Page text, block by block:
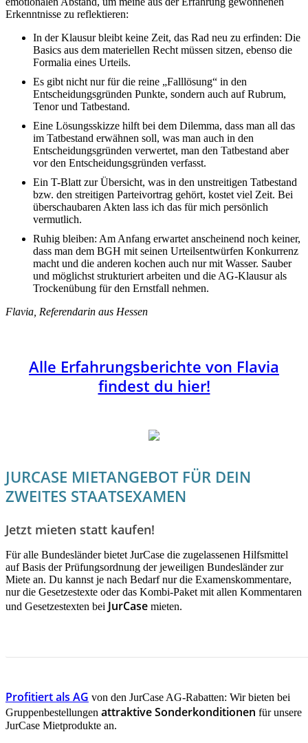
Erkenntnisse zu reflektieren:
In der Klausur bleibt keine Zeit, das Rad neu zu erfinden: Die
Basics aus dem materiellen Recht müssen sitzen, ebenso die
Formalia eines Urteils.
Es gibt nicht nur für die reine „Falllösung“ in den
Entscheidungsgründen Punkte, sondern auch auf Rubrum,
Tenor und Tatbestand.
Eine Lösungsskizze hilft bei dem Dilemma, dass man all das
im Tatbestand erwähnen soll, was man auch in den
Entscheidungsgründen verwertet, man den Tatbestand aber
vor den Entscheidungsgründen verfasst.
Ein T-Blatt zur Übersicht, was in den unstreitigen Tatbestand
bzw. den streitigen Parteivortrag gehört, kostet viel Zeit. Bei
überschaubaren Akten lass ich das für mich persönlich
vermutlich.
Ruhig bleiben: Am Anfang erwartet anscheinend noch keiner,
dass man dem BGH mit seinen Urteilsentwürfen Konkurrenz
macht und die anderen kochen auch nur mit Wasser. Sauber
und möglichst strukturiert arbeiten und die AG-Klausur als
Trockenübung für den Ernstfall nehmen.
Flavia, Referendarin aus Hessen
Alle Erfahrungsberichte von Flavia
findest du hier!
JURCASE MIETANGEBOT FÜR DEIN
ZWEITES STAATSEXAMEN
Jetzt mieten statt kaufen!
Für alle Bundesländer bietet JurCase die zugelassenen Hilfsmittel
auf Basis der Prüfungsordnung der jeweiligen Bundesländer zur
Miete an. Du kannst je nach Bedarf nur die Examenskommentare,
nur die Gesetzestexte oder das Kombi-Paket mit allen Kommentaren
und Gesetzestexten bei JurCase mieten.
Profitiert als AG von den JurCase AG-Rabatten: Wir bieten bei
Gruppenbestellungen attraktive Sonderkonditionen für unsere
JurCase Mietprodukte an.